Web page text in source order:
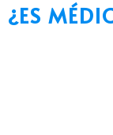
¿ES